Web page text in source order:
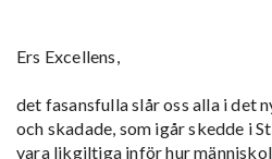
Ers Excellens,
det fasansfulla slår oss alla i det
och skadade, som igår skedde i
vara likgiltiga inför hur